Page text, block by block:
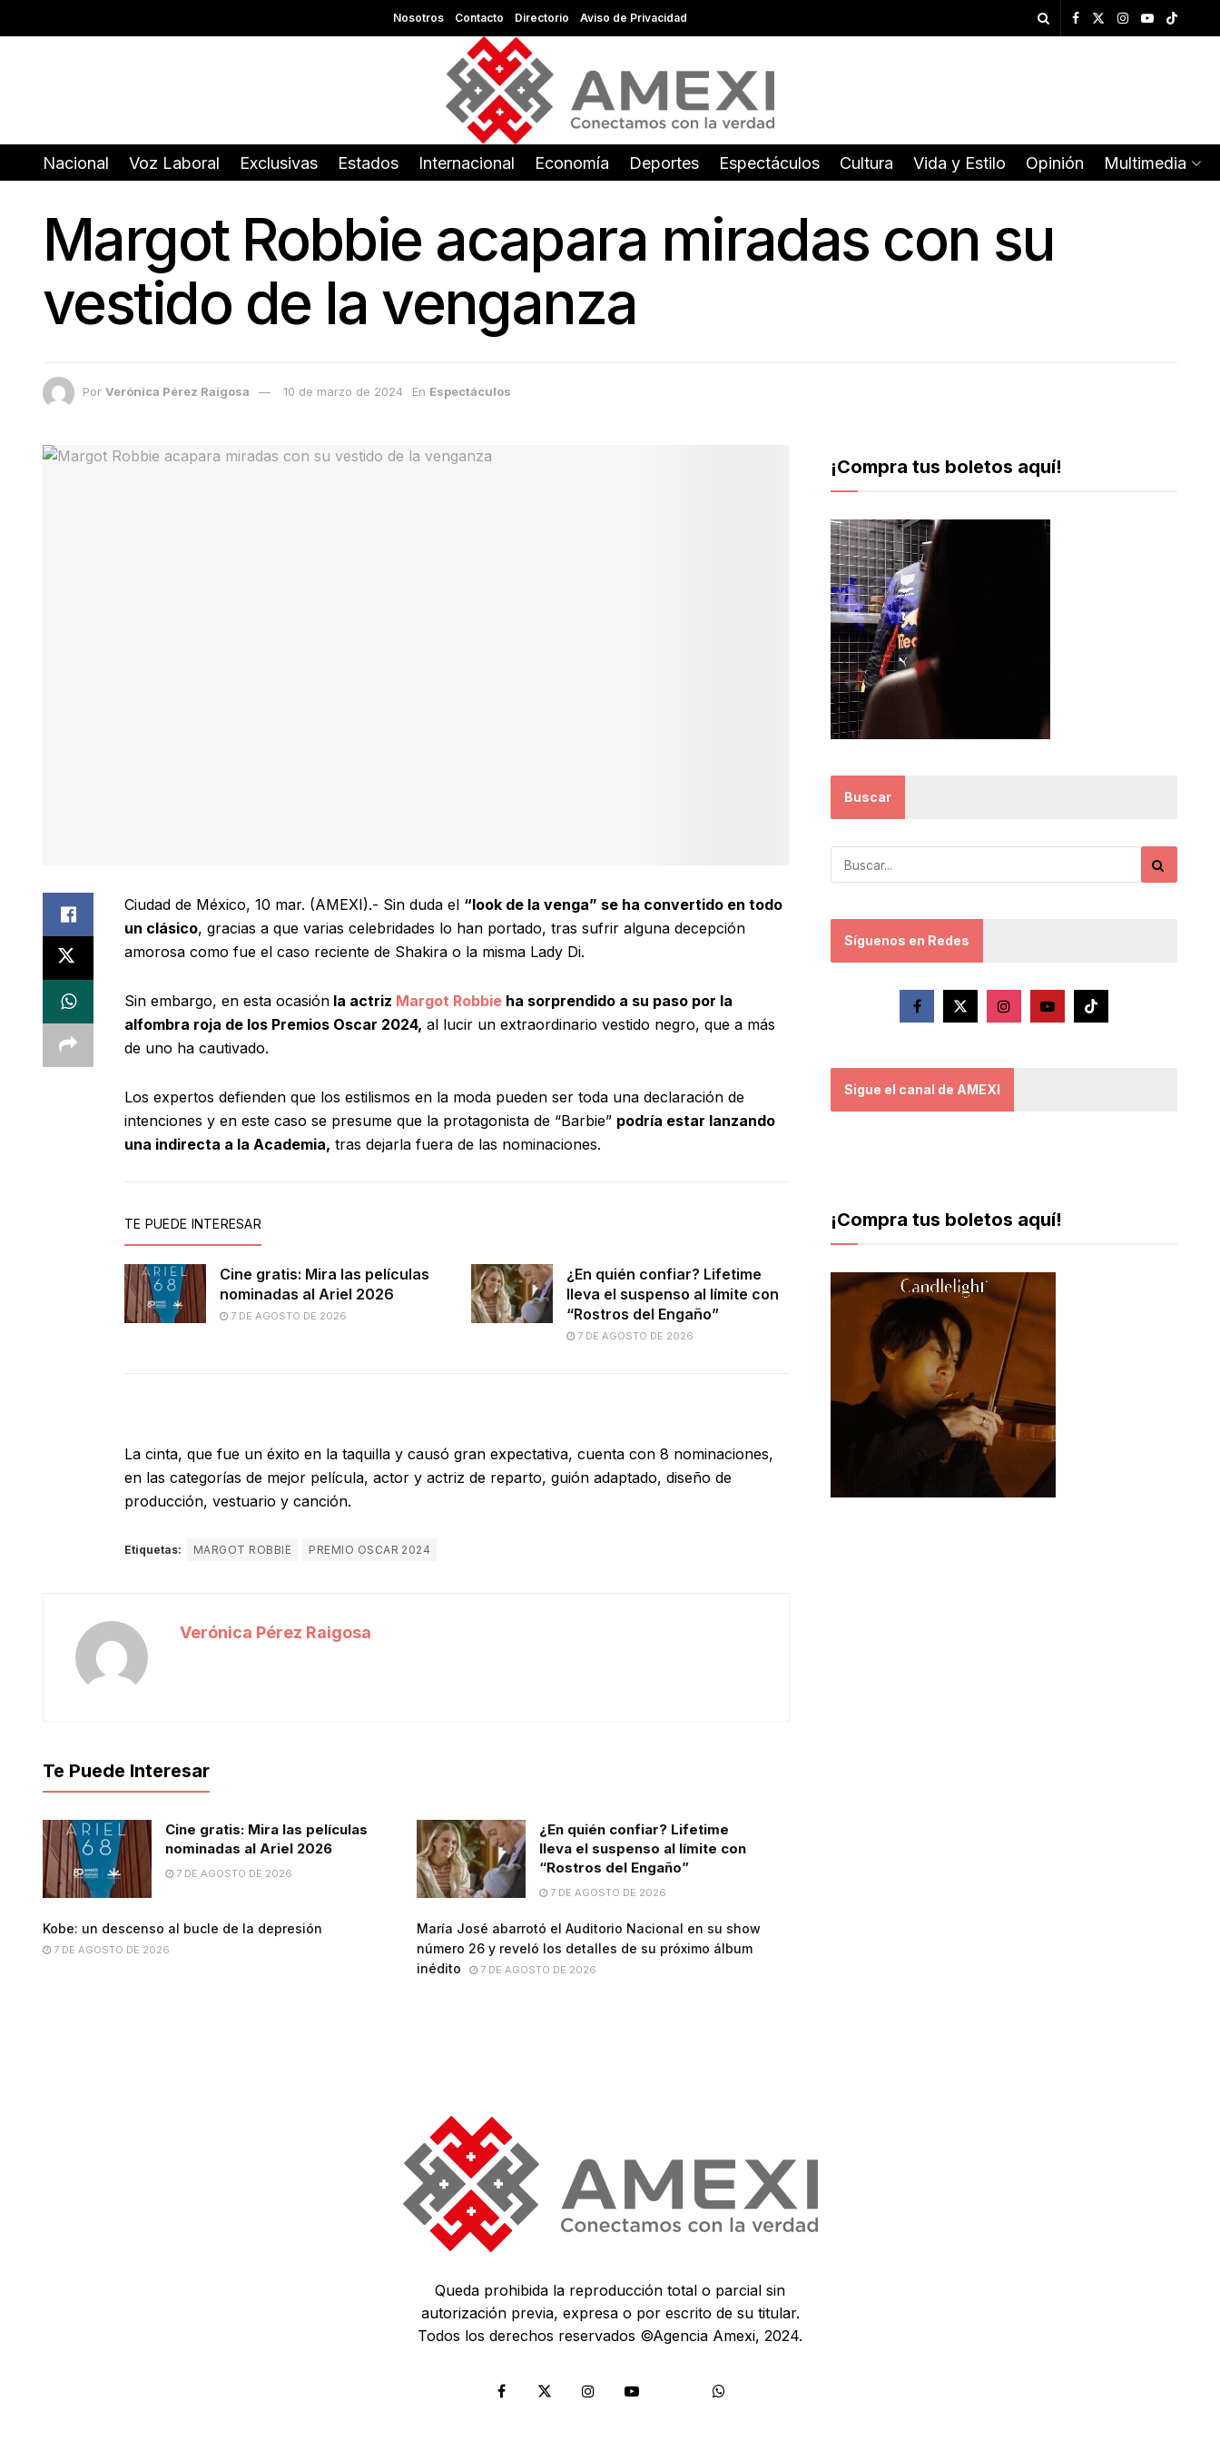
Nosotros Contacto Directorio Aviso de Privacidad
Nacional Voz Laboral Exclusivas Estados Internacional Economía Deportes Espectáculos Cultura Vida y Estilo Opinión Multimedia
Margot Robbie acapara miradas con su
vestido de la venganza
Por Verónica Pérez Raigosa 10 de marzo de 2024 En Espectáculos
Ciudad de México, 10 mar. (AMEXI).- Sin duda el “look de la venga” se ha convertido en todo
un clásico, gracias a que varias celebridades lo han portado, tras sufrir alguna decepción
amorosa como fue el caso reciente de Shakira o la misma Lady Di.
Sin embargo, en esta ocasión la actriz Margot Robbie ha sorprendido a su paso por la
alfombra roja de los Premios Oscar 2024, al lucir un extraordinario vestido negro, que a más
de uno ha cautivado.
Los expertos defienden que los estilismos en la moda pueden ser toda una declaración de
intenciones y en este caso se presume que la protagonista de “Barbie” podría estar lanzando
una indirecta a la Academia, tras dejarla fuera de las nominaciones.
TE PUEDE INTERESAR
Cine gratis: Mira las películas
nominadas al Ariel 2026
7 DE AGOSTO DE 2026
¿En quién confiar? Lifetime
lleva el suspenso al límite con
“Rostros del Engaño”
7 DE AGOSTO DE 2026
La cinta, que fue un éxito en la taquilla y causó gran expectativa, cuenta con 8 nominaciones,
en las categorías de mejor película, actor y actriz de reparto, guión adaptado, diseño de
producción, vestuario y canción.
Etiquetas: MARGOT ROBBIE PREMIO OSCAR 2024
Verónica Pérez Raigosa
Te Puede Interesar
Cine gratis: Mira las películas
nominadas al Ariel 2026
7 DE AGOSTO DE 2026
¿En quién confiar? Lifetime
lleva el suspenso al límite con
“Rostros del Engaño”
7 DE AGOSTO DE 2026
Kobe: un descenso al bucle de la depresión
7 DE AGOSTO DE 2026
María José abarrotó el Auditorio Nacional en su show
número 26 y reveló los detalles de su próximo álbum
inédito
7 DE AGOSTO DE 2026
¡Compra tus boletos aquí!
Buscar
Síguenos en Redes
Sigue el canal de AMEXI
¡Compra tus boletos aquí!
Queda prohibida la reproducción total o parcial sin
autorización previa, expresa o por escrito de su titular.
Todos los derechos reservados ©Agencia Amexi, 2024.